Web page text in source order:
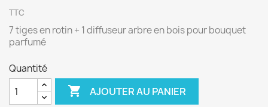
TTC
7 tiges en rotin + 1 diffuseur arbre en bois pour bouquet
parfumé
Quantité
 AJOUTER AU PANIER